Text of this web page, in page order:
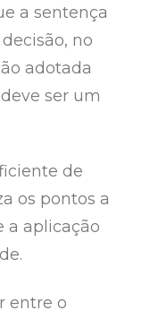
a sentença
no
adotada
ser um
de
os pontos a
a aplicação
entre o